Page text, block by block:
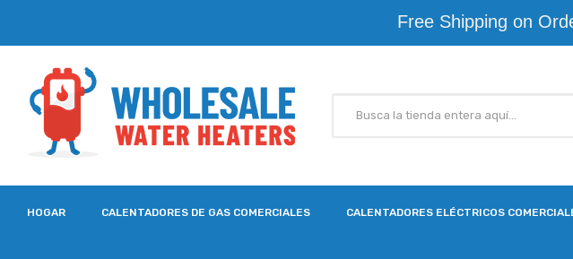
Free Shipping on
HOGAR CALENTADORES DE GAS COMERCIALES CALENTADORES ELÉCTRICOS